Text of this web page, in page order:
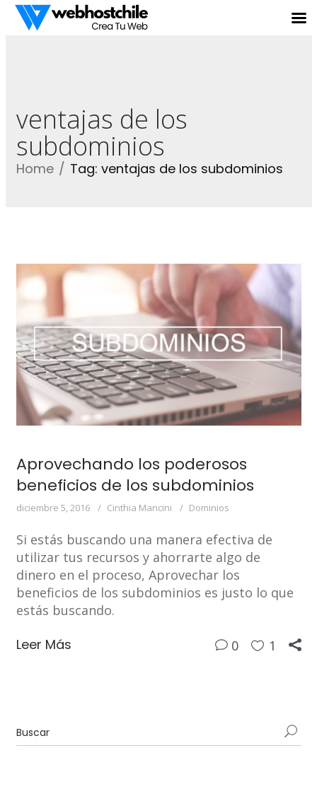
ventajas de los
subdominios
Home Tag: ventajas de los subdominios
Aprovechando los poderosos
beneficios de los subdominios
diciembre 5, 2016 Cinthia Mancini Dominios
Si estás buscando una manera efectiva de
utilizar tus recursos y ahorrarte algo de
dinero en el proceso, Aprovechar los
beneficios de los subdominios es justo lo que
estás buscando.
Leer Más 0 1